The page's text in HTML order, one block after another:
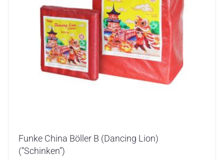
Funke China Böller B (Dancing Lion)
(“Schinken”)